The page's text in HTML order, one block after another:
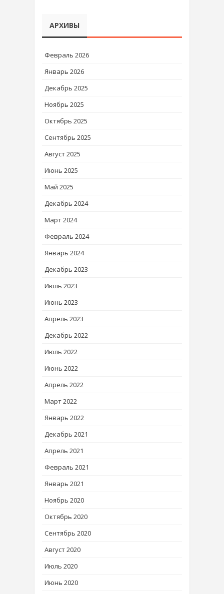
АРХИВЫ
Февраль 2026
Январь 2026
Декабрь 2025
Ноябрь 2025
Октябрь 2025
Сентябрь 2025
Август 2025
Июнь 2025
Май 2025
Декабрь 2024
Март 2024
Февраль 2024
Январь 2024
Декабрь 2023
Июль 2023
Июнь 2023
Апрель 2023
Декабрь 2022
Июль 2022
Июнь 2022
Апрель 2022
Март 2022
Январь 2022
Декабрь 2021
Апрель 2021
Февраль 2021
Январь 2021
Ноябрь 2020
Октябрь 2020
Сентябрь 2020
Август 2020
Июль 2020
Июнь 2020